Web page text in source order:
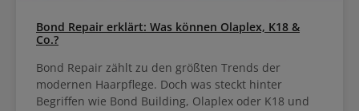
Bond Repair erklärt: Was können Olaplex, K18 &
Co.?
Bond Repair zählt zu den größten Trends der
modernen Haarpflege. Doch was steckt hinter
Begriffen wie Bond Building, Olaplex oder K18 und